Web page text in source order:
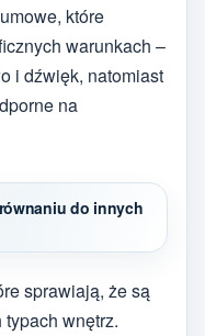
które
warunkach –
i dźwięk, natomiast
na
do innych
sprawiają, że są
wnętrz.